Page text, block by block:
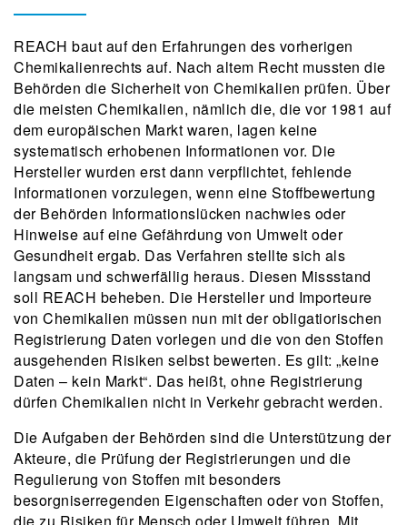
REACH baut auf den Erfahrungen des vorherigen
Chemikalienrechts auf. Nach altem Recht mussten die
Behörden die Sicherheit von Chemikalien prüfen. Über
die meisten Chemikalien, nämlich die, die vor 1981 auf
dem europäischen Markt waren, lagen keine
systematisch erhobenen Informationen vor. Die
Hersteller wurden erst dann verpflichtet, fehlende
Informationen vorzulegen, wenn eine Stoffbewertung
der Behörden Informationslücken nachwies oder
Hinweise auf eine Gefährdung von Umwelt oder
Gesundheit ergab. Das Verfahren stellte sich als
langsam und schwerfällig heraus. Diesen Missstand
soll REACH beheben. Die Hersteller und Importeure
von Chemikalien müssen nun mit der obligatiorischen
Registrierung Daten vorlegen und die von den Stoffen
ausgehenden Risiken selbst bewerten. Es gilt: „keine
Daten – kein Markt“. Das heißt, ohne Registrierung
dürfen Chemikalien nicht in Verkehr gebracht werden.
Die Aufgaben der Behörden sind die Unterstützung der
Akteure, die Prüfung der Registrierungen und die
Regulierung von Stoffen mit besonders
besorgniserregenden Eigenschaften oder von Stoffen,